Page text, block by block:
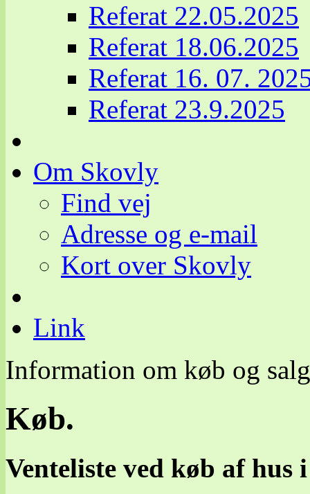
Referat 22.05.2025
Referat 18.06.2025
Referat 16. 07.
Referat 23.9.2025
Om Skovly
Find vej
Adresse og e-mail
Kort over Skovly
Link
Information om køb og salg
Køb.
Venteliste ved køb af hus